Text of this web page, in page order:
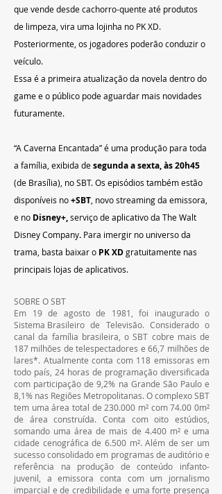
que vende desde cachorro-quente até produtos
de limpeza, vira uma lojinha no PK XD.
Posteriormente, os jogadores poderão conduzir o
veículo.
Essa é a primeira atualização da novela dentro do
game e o público pode aguardar mais novidades
futuramente.
“A Caverna Encantada” é uma produção para toda
a família, exibida de segunda a sexta, às 20h45
(de Brasília), no SBT. Os episódios também estão
disponíveis no +SBT , novo streaming da emissora,
e no Disney+, serviço de aplicativo da The Walt
Disney Company. Para imergir no universo da
trama, basta baixar o PK XD gratuitamente nas
principais lojas de aplicativos.
SOBRE O SBT
Em 19 de agosto de 1981, foi inaugurado o
Sistema Brasileiro de Televisão. Considerado o
canal da família brasileira, o SBT cobre mais de
187 milhões de telespectadores e 66,7 milhões de
lares*. Atualmente conta com 118 emissoras em
todo país, 24 horas de programação diversificada
com participação de 9,2% na Grande São Paulo e
8,1% nas Regiões Metropolitanas. O complexo SBT
tem uma área total de 230.000 m² com 74.00 0m²
de área construída. Conta com oito estúdios,
somando uma área de mais de 4.400 m² e uma
cidade cenográfica de 6.500 m². Além de ser um
sucesso consolidado em programas de auditório e
referência na produção de conteúdo infanto-
juvenil, a emissora conta com um jornalismo
imparcial e de credibilidade e uma forte presença